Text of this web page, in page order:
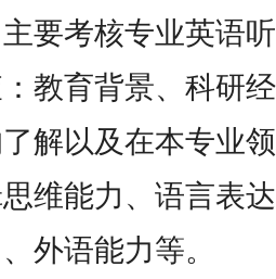
要考核专业英语
教育背景、科研
解以及在本专业
维能力、语言表
外语能力等。